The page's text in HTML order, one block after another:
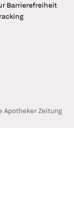
Barrierefreiheit
Apotheker Zeitung